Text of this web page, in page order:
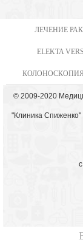
ЛЕЧЕНИЕ
ELEKTA
© 2009-2020
"Клиника